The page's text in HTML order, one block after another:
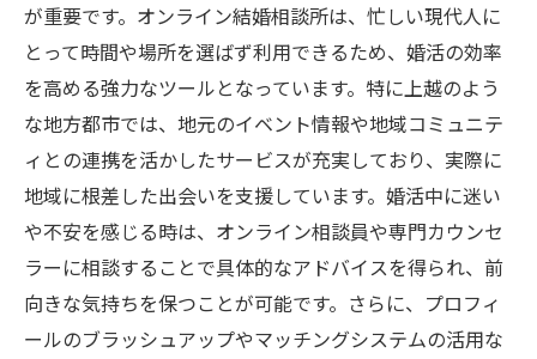
が重要です。オンライン結婚相談所は、忙しい現代人に
とって時間や場所を選ばず利用できるため、婚活の効率
を高める強力なツールとなっています。特に上越のよう
な地方都市では、地元のイベント情報や地域コミュニテ
ィとの連携を活かしたサービスが充実しており、実際に
地域に根差した出会いを支援しています。婚活中に迷い
や不安を感じる時は、オンライン相談員や専門カウンセ
ラーに相談することで具体的なアドバイスを得られ、前
向きな気持ちを保つことが可能です。さらに、プロフィ
ールのブラッシュアップやマッチングシステムの活用な